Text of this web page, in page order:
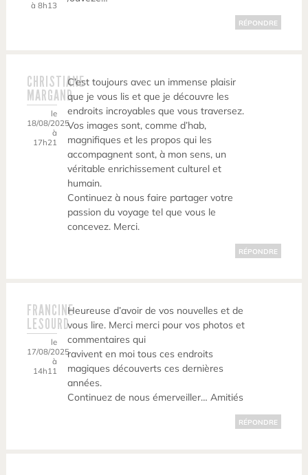
à 8h13
RÉPONDRE
CHRISTIANE
MARGAND
le
18/08/2025
à
17h21
C’est toujours avec un immense plaisir
que je vous lis et que je découvre les
endroits incroyables que vous traversez.
Vos images sont, comme d’hab,
magnifiques et les propos qui les
accompagnent sont, à mon sens, un
véritable enrichissement culturel et
humain.
Continuez à nous faire partager votre
passion du voyage tel que vous le
concevez. Merci.
RÉPONDRE
FRANCINE
LESOURD
le
17/08/2025
à
14h11
Heureuse d’avoir de vos nouvelles et de
vous lire. Merci merci pour vos photos et
commentaires qui
ravivent en moi tous ces endroits
magiques découverts ces dernières
années.
Continuez de nous émerveiller… Amitiés
RÉPONDRE